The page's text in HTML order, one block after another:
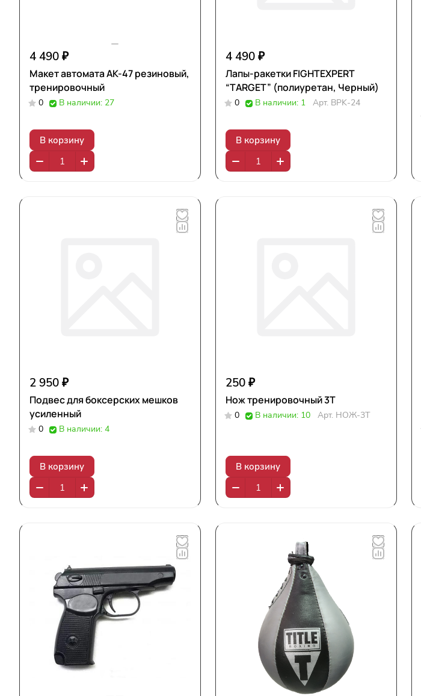
4 490 ₽
Макет автомата АК-47 резиновый,
тренировочный
0 В наличии: 27
В корзину
4 490 ₽
Лапы-ракетки FIGHTEXPERT
“TARGET” (полиуретан, Черный)
0 В наличии: 1 Арт. BPK-24
В корзину
2 950 ₽
Подвес для боксерских мешков
усиленный
0 В наличии: 4
В корзину
250 ₽
Нож тренировочный 3Т
0 В наличии: 10 Арт. НОЖ-3Т
В корзину